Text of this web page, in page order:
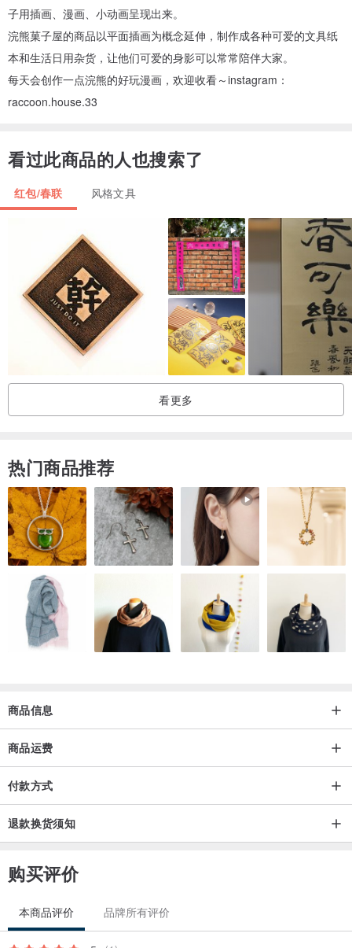
子用插画、漫画、小动画呈现出来。
浣熊菓子屋的商品以平面插画为概念延伸，制作成各种可爱的文具纸
本和生活日用杂货，让他们可爱的身影可以常常陪伴大家。
每天会创作一点浣熊的好玩漫画，欢迎收看～instagram：
raccoon.house.33
看过此商品的人也搜索了
红包/春联 风格文具
看更多
热门商品推荐
商品信息
商品运费
付款方式
退款换货须知
购买评价
本商品评价 品牌所有评价